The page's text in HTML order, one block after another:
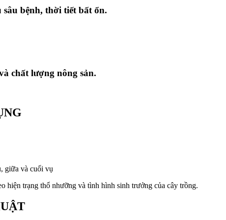
bệnh, thời tiết bất ổn.
chất lượng nông sản.
giữa và cuối vụ
hiện trạng thổ nhưỡng và tình hình sinh trưởng của cây trồng.